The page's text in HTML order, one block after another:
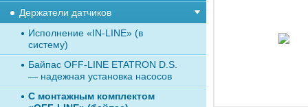
Держатели датчиков
Исполнение «IN-LINE» (в
систему)
Байпас OFF-LINE ETATRON D.S.
— надежная установка насосов
С монтажным комплектом